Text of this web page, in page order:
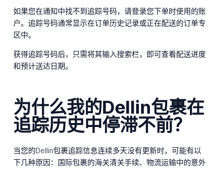
如果您在通知中找不到追踪号码，请登录您下单时使用的账
户。追踪号码通常显示在订单历史记录或正在配送的订单专
区中。
获得追踪号码后，只需将其输入搜索栏，即可查看配送进度
和预计送达日期。
为什么我的Dellin包裹在
追踪历史中停滞不前？
当您的Dellin包裹追踪信息连续多天没有更新时，可能有以
下几种原因：国际包裹的海关清关手续、物流运输中的意外